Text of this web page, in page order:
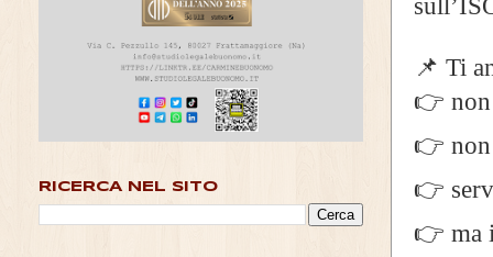
📌 Ti
👉
👉 non
👉
👉 ma
RICERCA NEL SITO